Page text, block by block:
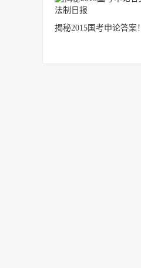
揭秘2015国考申论答案！